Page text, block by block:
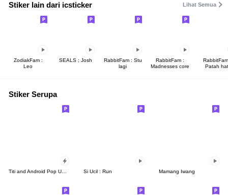
Stiker lain dari icsticker Lihat Semua
ZodiakFam :
Leo
SEALS ; Josh
RabbitFam : Stu
lagi
RabbitFam :
Madnesses core
Patah
Stiker Serupa
Titi and Android Pop Up Sticker Si Ucil : Run Mamang Iwang